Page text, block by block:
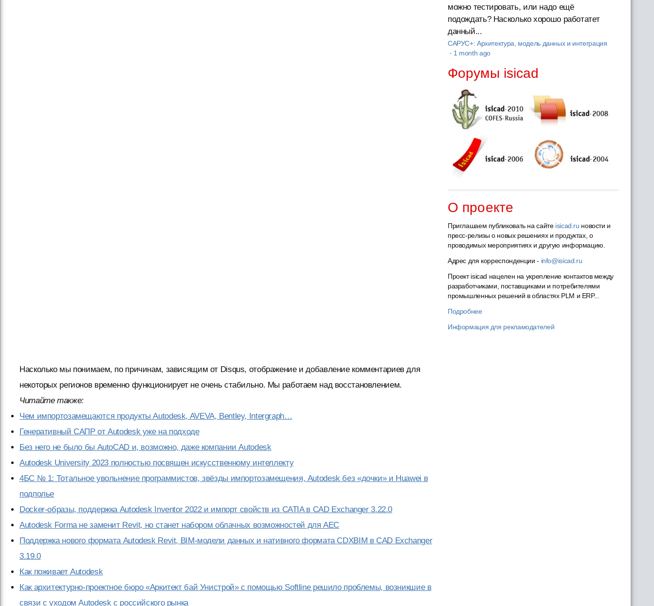
Насколько мы понимаем, по причинам, зависящим от Disqus, отображение и добавление комментариев для
некоторых регионов временно функционирует не очень стабильно. Мы работаем над восстановлением.
Читайте также:
Чем импортозамещаются продукты Autodesk, AVEVA, Bentley, Intergraph…
Генеративный САПР от Autodesk уже на подходе
Без него не было бы AutoCAD и, возможно, даже компании Autodesk
Autodesk University 2023 полностью посвящен искусственному интеллекту
4БС № 1: Тотальное увольнение программистов, звёзды импортозамещения, Autodesk без «дочки» и Huawei в
подполье
Docker-образы, поддержка Autodesk Inventor 2022 и импорт свойств из CATIA в CAD Exchanger 3.22.0
Autodesk Forma не заменит Revit, но станет набором облачных возможностей для AEC
Поддержка нового формата Autodesk Revit, BIM-модели данных и нативного формата CDXBIM в CAD Exchanger
3.19.0
Как поживает Autodesk
Как архитектурно-проектное бюро «Аркитект бай Унистрой» с помощью Softline решило проблемы, возникшие в
связи с уходом Autodesk с российского рынка
можно тестировать, или надо ещё
подождать? Насколько хорошо работатет
данный...
САРУС+: Архитектура, модель данных и интеграция
· 1 month ago
Форумы isicad
О проекте
Приглашаем публиковать на сайте isicad.ru новости и
пресс-релизы о новых решениях и продуктах, о
проводимых мероприятиях и другую информацию.
Адрес для корреспонденции - info@isicad.ru
Проект isicad нацелен на укрепление контактов между
разработчиками, поставщиками и потребителями
промышленных решений в областях PLM и ERP...
Подробнее
Информация для рекламодателей